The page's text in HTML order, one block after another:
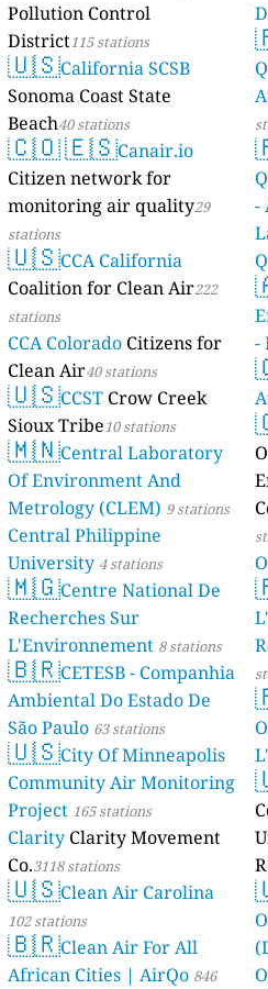
Pollution Control
District115 stations
🇺🇸California SCSB
Sonoma Coast State
Beach40 stations
🇨🇴🇪🇸Canair.io
Citizen network for
monitoring air quality29
stations
🇺🇸CCA California
Coalition for Clean Air222
stations
CCA Colorado Citizens for
Clean Air40 stations
🇺🇸CCST Crow Creek
Sioux Tribe10 stations
🇲🇳Central Laboratory
Of Environment And
Metrology (CLEM) 9 stations
Central Philippine
University 4 stations
🇲🇬Centre National De
Recherches Sur
L'Environnement 8 stations
🇧🇷CETESB - Companhia
Ambiental Do Estado De
São Paulo 63 stations
🇺🇸City Of Minneapolis
Community Air Monitoring
Project 165 stations
Clarity Clarity Movement
Co.3118 stations
🇺🇸Clean Air Carolina
102 stations
🇧🇷Clean Air For All
African Cities | AirQo 846
-
-